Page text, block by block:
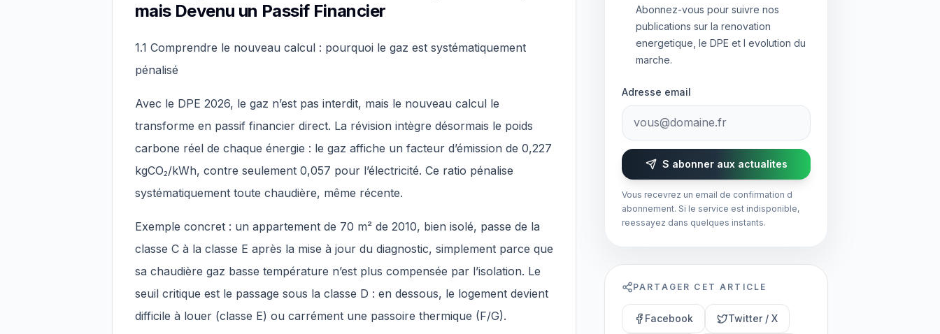
mais Devenu un Passif Financier
1.1 Comprendre le nouveau calcul : pourquoi le gaz est systématiquement
pénalisé
Avec le DPE 2026, le gaz n’est pas interdit, mais le nouveau calcul le
transforme en passif financier direct. La révision intègre désormais le poids
carbone réel de chaque énergie : le gaz affiche un facteur d’émission de 0,227
kgCO₂/kWh, contre seulement 0,057 pour l’électricité. Ce ratio pénalise
systématiquement toute chaudière, même récente.
Exemple concret : un appartement de 70 m² de 2010, bien isolé, passe de la
classe C à la classe E après la mise à jour du diagnostic, simplement parce que
sa chaudière gaz basse température n’est plus compensée par l’isolation. Le
seuil critique est le passage sous la classe D : en dessous, le logement devient
difficile à louer (classe E) ou carrément une passoire thermique (F/G).
Abonnez-vous pour suivre nos
publications sur la renovation
energetique, le DPE et l evolution du
marche.
Adresse email
S abonner aux actualites
Vous recevrez un email de confirmation d
abonnement. Si le service est indisponible,
reessayez dans quelques instants.
PARTAGER CET ARTICLE
Facebook Twitter / X